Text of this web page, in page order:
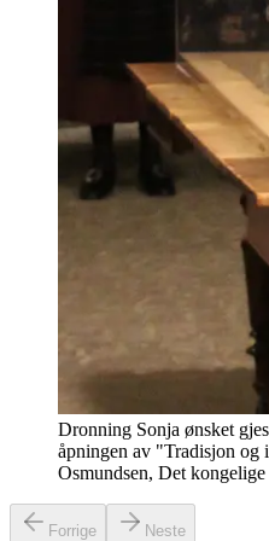
Dronning Sonja ønsket
åpningen av "Tradisjon
Osmundsen, Det
Forrige Neste